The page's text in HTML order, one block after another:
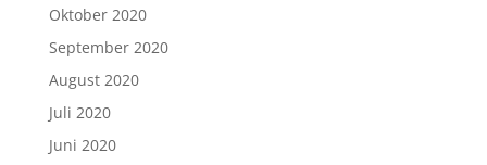
Oktober 2020
September 2020
August 2020
Juli 2020
Juni 2020